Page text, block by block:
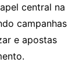
central na
campanhas
e apostas